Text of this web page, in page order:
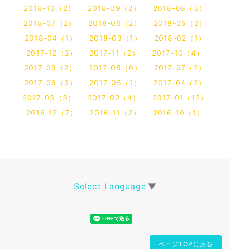
2018-10（2）
2018-09（2）
2018-08（3）
2018-07（2）
2018-06（2）
2018-05（2）
2018-04（1）
2018-03（1）
2018-02（1）
2017-12（2）
2017-11（2）
2017-10（4）
2017-09（2）
2017-08（6）
2017-07（2）
2017-06（3）
2017-05（1）
2017-04（2）
2017-03（3）
2017-02（4）
2017-01（12）
2016-12（7）
2016-11（2） 2016-10（1）
Select Language ▼
ページTOPに戻る